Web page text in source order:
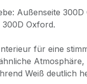
Außenseite
Oxford.
für eine
Weiß deutlich